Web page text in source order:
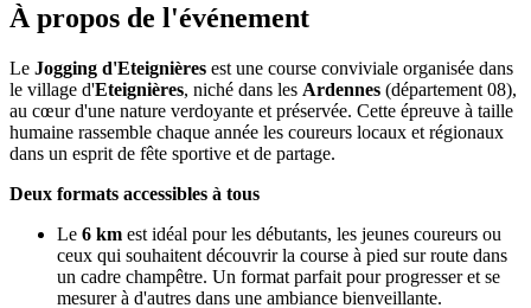
À propos de l'événement
Le Jogging d'Eteignières est une course conviviale organisée dans
le village d'Eteignières, niché dans les Ardennes (département 08),
au cœur d'une nature verdoyante et préservée. Cette épreuve à taille
humaine rassemble chaque année les coureurs locaux et régionaux
dans un esprit de fête sportive et de partage.
Deux formats accessibles à tous
Le 6 km est idéal pour les débutants, les jeunes coureurs ou
ceux qui souhaitent découvrir la course à pied sur route dans
un cadre champêtre. Un format parfait pour progresser et se
mesurer à d'autres dans une ambiance bienveillante.